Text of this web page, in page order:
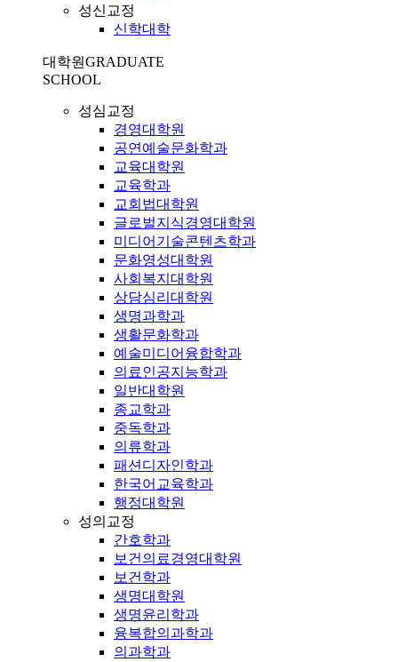
성신교정
신학대학
대학원GRADUATE
SCHOOL
성심교정
경영대학원
공연예술문화학과
교육대학원
교육학과
교회법대학원
글로벌지식경영대학원
미디어기술콘텐츠학과
문화영성대학원
사회복지대학원
상담심리대학원
생명과학과
생활문화학과
예술미디어융합학과
의료인공지능학과
일반대학원
종교학과
중독학과
의류학과
패션디자인학과
한국어교육학과
행정대학원
성의교정
간호학과
보건의료경영대학원
보건학과
생명대학원
생명윤리학과
융복합의과학과
의과학과